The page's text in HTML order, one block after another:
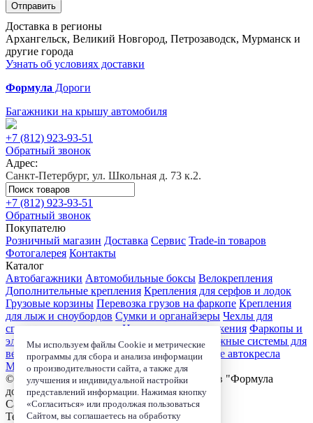
Отправить
Доставка в регионы
Архангельск, Великий Новгород, Петрозаводск, Мурманск и
другие города
Узнать об условиях доставки
Формула Дороги
Багажники на крышу автомобиля
+7 (812) 923-93-51
Обратный звонок
Адрес:
Санкт-Петербург, ул. Школьная д. 73 к.2.
+7 (812) 923-93-51
Обратный звонок
Покупателю
Розничный магазин Доставка Сервис Trade-in товаров
Фотогалерея Контакты
Каталог
Автобагажники Автомобильные боксы Велокрепления
Дополнительные крепления Крепления для серфов и лодок
Грузовые корзины Перевозка грузов на фаркопе Крепления
для лыж и сноубордов Сумки и органайзеры Чехлы для
спортивного инвентаря
Цепи противоскольжения Фаркопы и
электрика Детские коляски Велокресла Багажные системы для
велосипедов Чехлы для электроники Детские автокресла
Маркизы и навесы
© 2006-2026, Магазин-салон автобагажников "Формула
дороги"
Санкт-Петербург, ул. Школьная д. 73 к.2.
Телефон:+7 (812) 923-93-51
Мы используем файлы Cookie и метрические
программы для сбора и анализа информации
о производительности сайта, а также для
улучшения и индивидуальной настройки
представлений информации. Нажимая кнопку
«Согласиться» или продолжая пользоваться
Сайтом, вы соглашаетесь на обработку